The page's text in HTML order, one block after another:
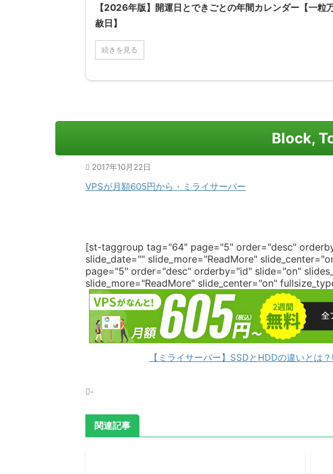
【2026年版】開運日とできごとの年間カレンダー【一粒
赦日】
続きを見る
Block,
2017年10月22日
VPSが月額605円から・ミライサーバー
[st-taggroup tag="64" page="5" order="desc"
slide_date="" slide_more="ReadMore"
page="5" order="desc" orderby="id" slide="on"
slide_more="ReadMore" slide_center="on"
【ミライサーバー】SSDとHDDの違いとは
-
関連記事